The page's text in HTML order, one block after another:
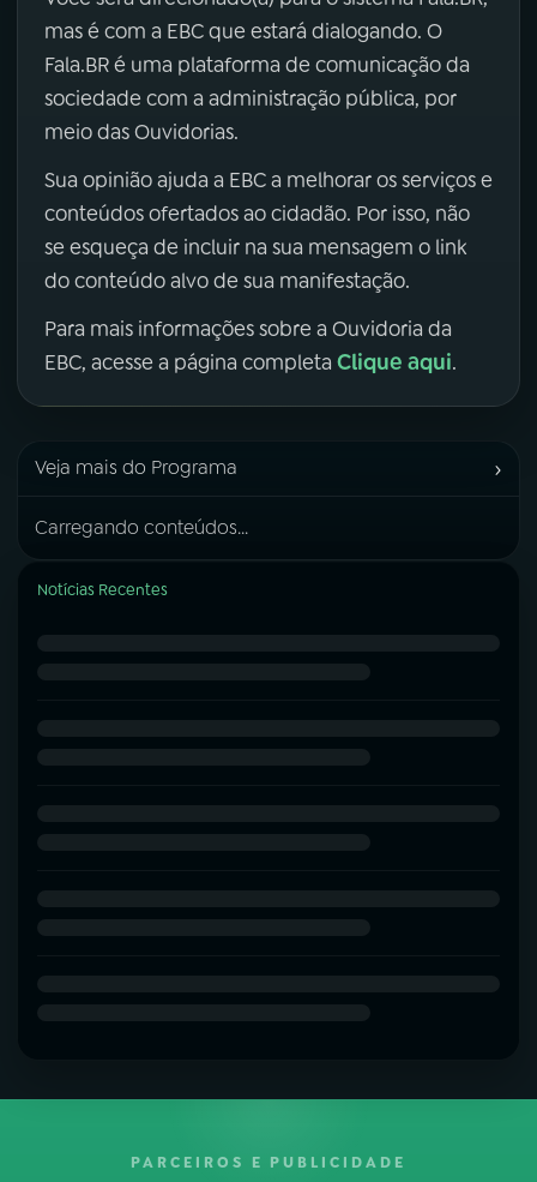
mas é com a EBC que estará dialogando. O
Fala.BR é uma plataforma de comunicação da
sociedade com a administração pública, por
meio das Ouvidorias.
Sua opinião ajuda a EBC a melhorar os serviços e
conteúdos ofertados ao cidadão. Por isso, não
se esqueça de incluir na sua mensagem o link
do conteúdo alvo de sua manifestação.
Para mais informações sobre a Ouvidoria da
EBC, acesse a página completa Clique aqui.
Veja mais do Programa ›
Carregando conteúdos...
Notícias Recentes
PARCEIROS E PUBLICIDADE